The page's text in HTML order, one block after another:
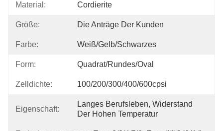
Material: Cordierite
Größe: Die Anträge Der Kunden
Farbe: Weiß/Gelb/Schwarzes
Form: Quadrat/rundes/Oval
Zelldichte: 100/200/300/400/600cpsi
Eigenschaft:
Langes Berufsleben, Widerstand
Der Hohen Temperatur